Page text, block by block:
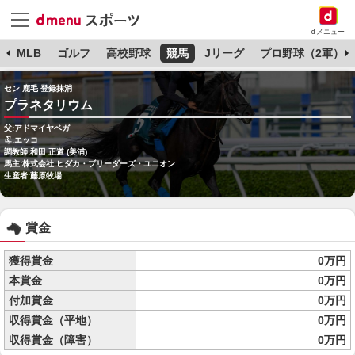
dメニュー
MLB ゴルフ 高校野球 競馬 Jリーグ プロ野球（2軍）
セン 鹿毛 登録抹消
プラネタリウム
父:アドマイヤベガ
母:エッコ
調教師:和田 正道 (美浦)
馬主:株式会社 ヒダカ・ブリーダーズ・ユニオン
生産者:藤原牧場
賞金
獲得賞金
0万円
本賞金
0万円
付加賞金
0万円
収得賞金（平地）
0万円
収得賞金（障害）
0万円